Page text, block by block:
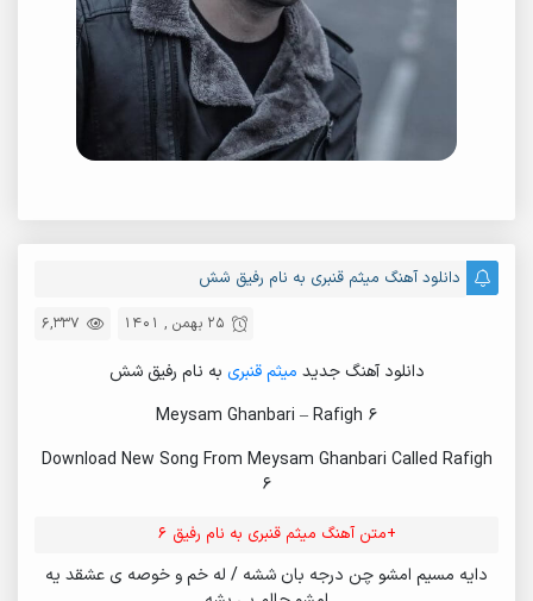
دانلود آهنگ میثم قنبری به نام رفیق شش
6,337 25 بهمن , 1401
دانلود آهنگ جدید میثم قنبری به نام رفیق شش
Meysam Ghanbari – Rafigh 6
Download New Song From Meysam Ghanbari Called Rafigh
6
+متن آهنگ میثم قنبری به نام رفیق 6
دایه مسیم امشو چن درجه بان ششه / له خم و خوصه ی عشقد یه